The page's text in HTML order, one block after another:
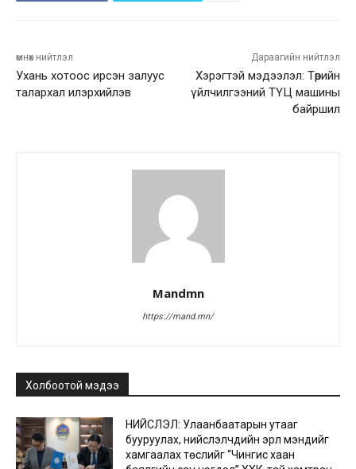
өмнөх нийтлэл
Ухань хотоос ирсэн залуус
талархал илэрхийлэв
Дараагийн нийтлэл
Хэрэгтэй мэдээлэл: Төрийн
үйлчилгээний ТҮЦ машины
байршил
Mandmn
https://mand.mn/
Холбоотой мэдээ
НИЙСЛЭЛ: Улаанбаатарын утааг
бууруулах, нийслэлчүүдийн эрүүл мэндийг
хамгаалах төслийг “Чингис хаан